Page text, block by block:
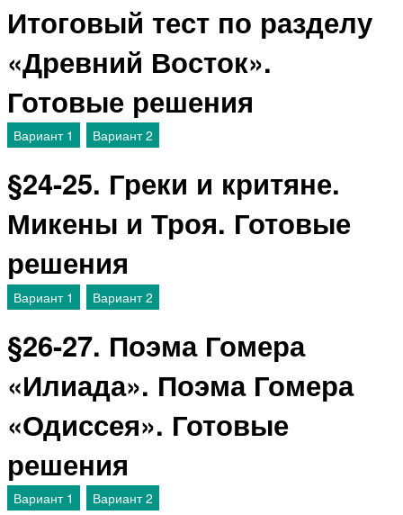
Итоговый тест по разделу
«Древний Восток».
Готовые решения
Вариант 1 Вариант 2
§24-25. Греки и критяне.
Микены и Троя. Готовые
решения
Вариант 1 Вариант 2
§26-27. Поэма Гомера
«Илиада». Поэма Гомера
«Одиссея». Готовые
решения
Вариант 1 Вариант 2